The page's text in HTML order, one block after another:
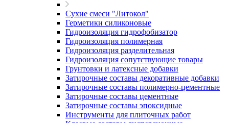
Сухие смеси "Литокол"
Герметики силиконовые
Гидроизоляция гидрофобизатор
Гидроизоляция полимерная
Гидроизоляция разделительная
Гидроизоляция сопутствующие товары
Грунтовки и латексные добавки
Затирочные составы декоративные добавки
Затирочные составы полимерно-цементные
Затирочные составы цементные
Затирочные составы эпоксидные
Инструменты для плиточных работ